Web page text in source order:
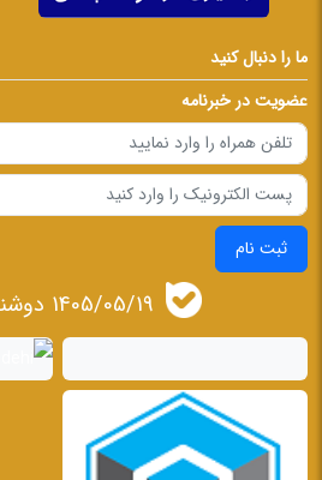
ما را دنبال کنید
عضویت در خبرنامه
ثبت نام
1405/05/19 دوشنبه